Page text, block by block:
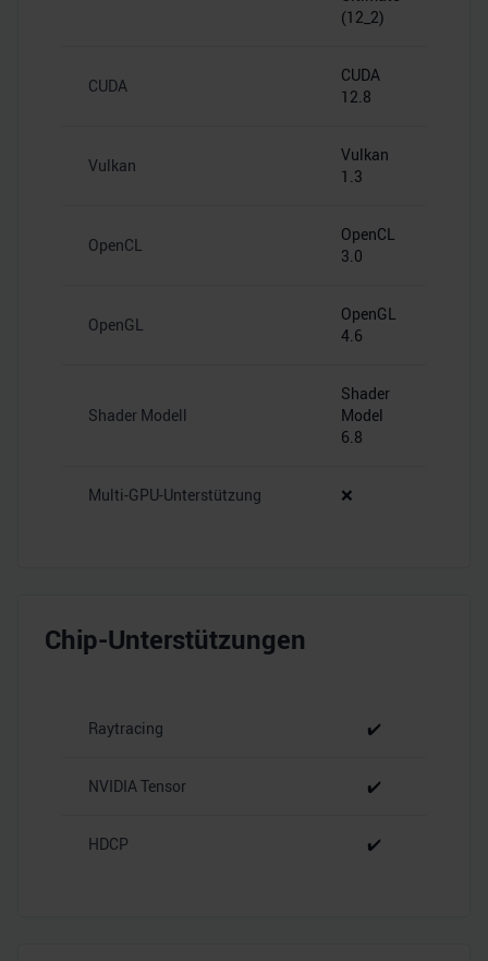
(12_2)
CUDA
CUDA
12.8
Vulkan
Vulkan
1.3
OpenCL
OpenCL
3.0
OpenGL
OpenGL
4.6
Shader Modell
Shader
Model
6.8
Multi-GPU-Unterstützung ❌
Chip-Unterstützungen
Raytracing ✔️
NVIDIA Tensor ✔️
HDCP ✔️